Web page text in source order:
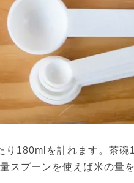
180mlを計れます。茶碗
スプーンを使えば米の量